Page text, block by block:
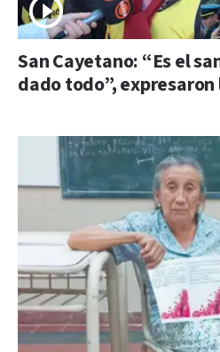
San Cayetano: “Es el
dado todo”,